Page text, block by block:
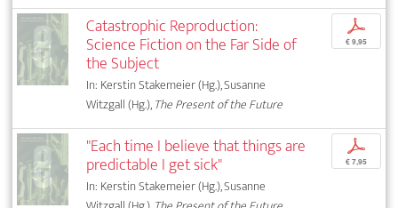
Catastrophic Reproduction:
Science Fiction on the Far Side of
the Subject
In: Kerstin Stakemeier (Hg.), Susanne
Witzgall (Hg.),The Present of the Future
p
€ 9,95
"Each time I believe that things are
predictable I get sick"
In: Kerstin Stakemeier (Hg.), Susanne
p
€ 7,95